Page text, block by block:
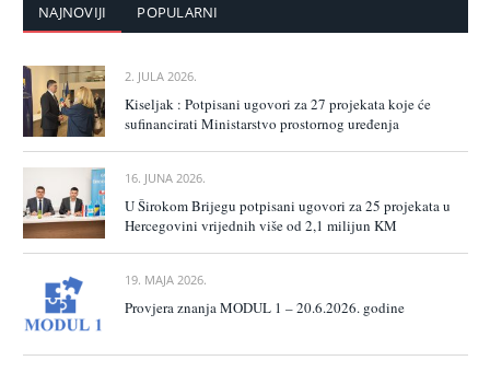
NAJNOVIJI POPULARNI
2. JULA 2026.
Kiseljak : Potpisani ugovori za 27 projekata koje će
sufinancirati Ministarstvo prostornog uređenja
16. JUNA 2026.
U Širokom Brijegu potpisani ugovori za 25 projekata u
Hercegovini vrijednih više od 2,1 milijun KM
19. MAJA 2026.
Provjera znanja MODUL 1 – 20.6.2026. godine